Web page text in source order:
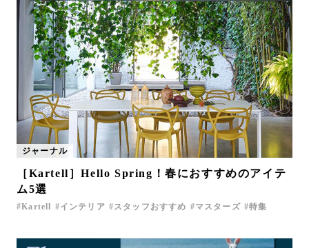
ジャーナル
［Kartell］Hello Spring！春におすすめのアイテ
ム5選
Kartell インテリア スタッフおすすめ マスターズ 特集